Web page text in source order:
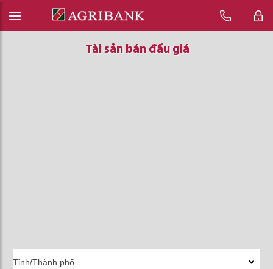
Tài sản bán đấu giá
Tài sản bán đấu giá
Tài sản bán đấu giá